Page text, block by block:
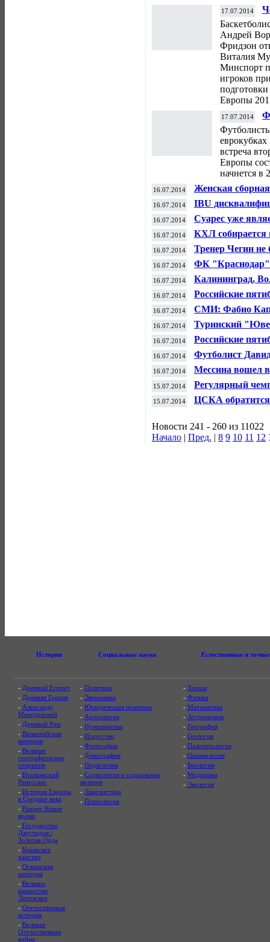
17.07.2014
Андрей
Фридзон
Виталия
Минспорт
игроков
Европы
17.07.2014
встреча
Европы
начнется в
16.07.2014
Женская
шахматной
16.07.2014
IBU
Старых на два
16.07.2014
Суарес уже
"Барселоны" -
16.07.2014 КХЛ собирается
16.07.2014
Тренер Чегин не
чемпионат
16.07.2014
ФК "Краснодар"
из "Порту" на
16.07.2014
Калининград,
потерять право
16.07.2014
Российские
комплектом
16.07.2014
СМИ: Фабио
"Ювентус"
16.07.2014
Туринский
главного
16.07.2014
Российские
полным
16.07.2014
Футболист
чемпионов,
16.07.2014
Мессина вошел
чемпиона НБА
15.07.2014
Регулярный
круговой
15.07.2014
ЦСКА
Новости 241 - 260 из 11022
Начало | Пред. | 8 9 10 11 12
История Социальные науки Естественные и
- Древний Египет
- Древняя Греция
- Александр
Македонский
- Древний Рим
- Византийская
империя
- Великие
географические
открытия
- Итальянский
Ренессанс
- История Европы
в Средние века
- Раннее Новое
время
- Государство
Джучидов /
Золотая Орда
- Крымское
ханство
- Османская
империя
- Великое
княжество
Литовское
- Отечественная
история
- Великая
Отечественная
война
- Политика
- Экономика
- Юридическая практика
- Археология
- Нумизматика
- Искусство
- Философия
- Демография
- Педагогика
- Социология и социальные
явления
- Лингвистика
- Психология
- Химия
- Физика
- Математика
- Астрономия
- География
- Геология
- Палеонтология
- Океанология
- Биология
- Медицина
- Экология